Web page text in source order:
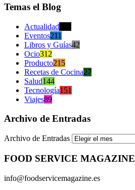
Temas el Blog
Actualidad
Eventos211
Libros y Guías42
Ocio312
Producto215
Recetas de Cocina27
Salud144
Tecnología151
Viajes89
Archivo de Entradas
Archivo de Entradas
FOOD SERVICE MAGAZINE
info@foodservicemagazine.es